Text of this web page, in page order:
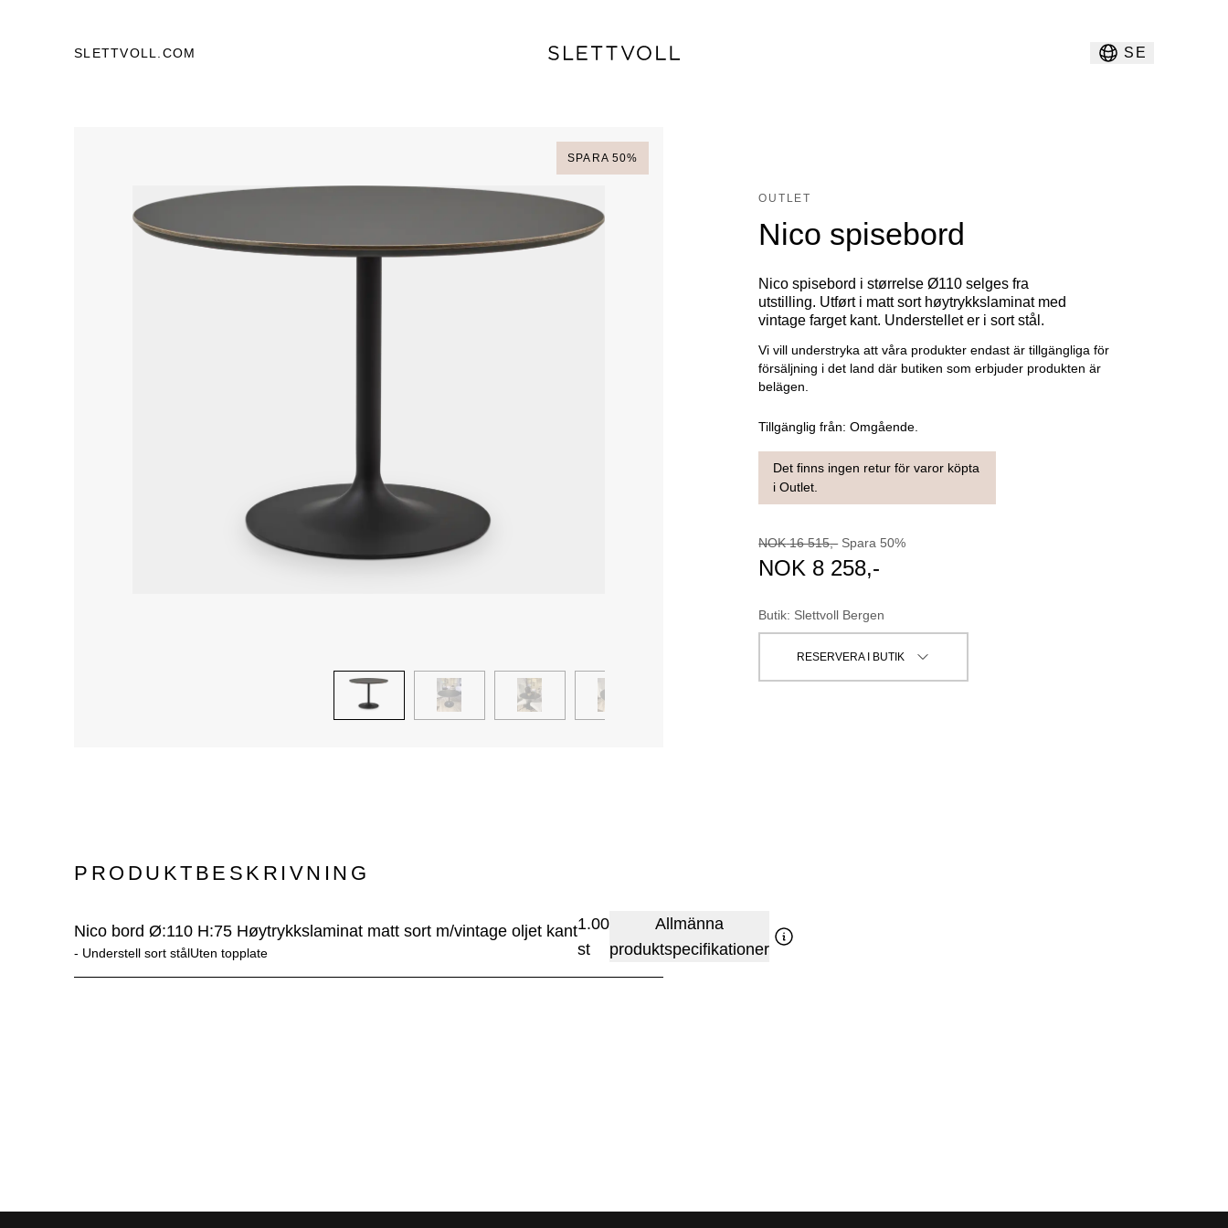
SLETTVOLL.COM SE
SPARA 50%
OUTLET
Nico spisebord
Nico spisebord i størrelse Ø110 selges fra
utstilling. Utført i matt sort høytrykkslaminat med
vintage farget kant. Understellet er i sort stål.
Vi vill understryka att våra produkter endast är tillgängliga för
försäljning i det land där butiken som erbjuder produkten är
belägen.
Tillgänglig från:Omgående.
Det finns ingen retur för varor köpta
i Outlet.
NOK 16 515,- Spara 50%
NOK 8 258,-
Butik: Slettvoll Bergen
RESERVERA I BUTIK
PRODUKTBESKRIVNING
Nico bord Ø:110 H:75 Høytrykkslaminat matt sort m/vintage oljet kant
- Understell sort stålUten topplate
1.00
st
Allmänna
produktspecifikationer